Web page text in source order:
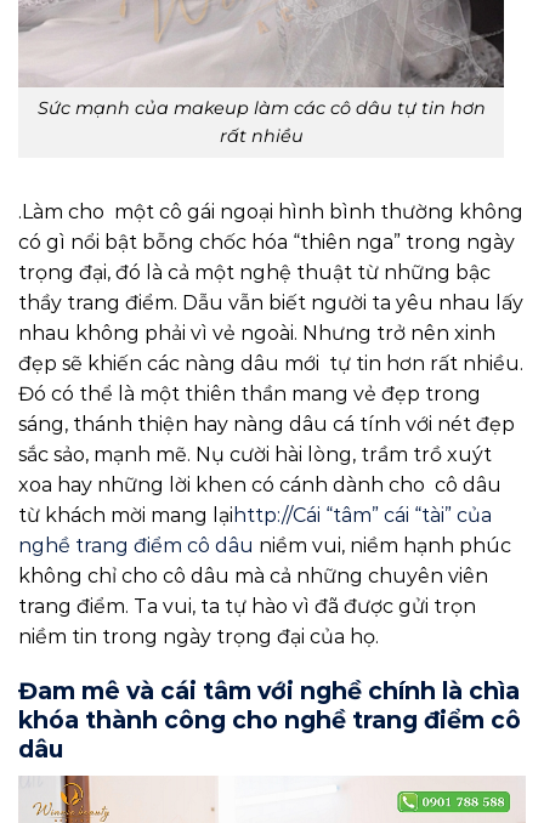
Sức mạnh của makeup làm các cô dâu tự tin hơn
rất nhiều
.Làm cho một cô gái ngoại hình bình thường không
có gì nổi bật bỗng chốc hóa “thiên nga” trong ngày
trọng đại, đó là cả một nghệ thuật từ những bậc
thầy trang điểm. Dẫu vẫn biết người ta yêu nhau lấy
nhau không phải vì vẻ ngoài. Nhưng trở nên xinh
đẹp sẽ khiến các nàng dâu mới tự tin hơn rất nhiều.
Đó có thể là một thiên thần mang vẻ đẹp trong
sáng, thánh thiện hay nàng dâu cá tính với nét đẹp
sắc sảo, mạnh mẽ. Nụ cười hài lòng, trầm trồ xuýt
xoa hay những lời khen có cánh dành cho cô dâu
từ khách mời mang lại http://Cái “tâm” cái “tài” của
nghề trang điểm cô dâu niềm vui, niềm hạnh phúc
không chỉ cho cô dâu mà cả những chuyên viên
trang điểm. Ta vui, ta tự hào vì đã được gửi trọn
niềm tin trong ngày trọng đại của họ.
Đam mê và cái tâm với nghề chính là chìa
khóa thành công cho nghề trang điểm cô
dâu